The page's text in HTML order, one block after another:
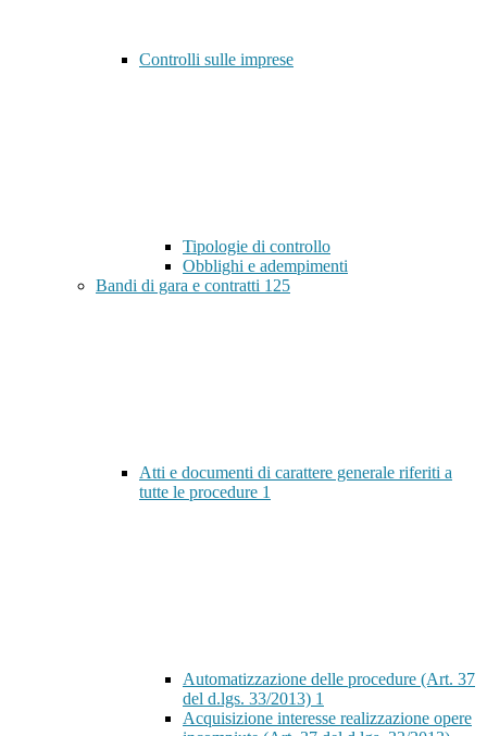
Controlli sulle imprese
Tipologie di controllo
Obblighi e adempimenti
Bandi di gara e contratti 125
Atti e documenti di carattere generale riferiti a
tutte le procedure 1
Automatizzazione delle procedure (Art. 37
del d.lgs. 33/2013) 1
Acquisizione interesse realizzazione opere